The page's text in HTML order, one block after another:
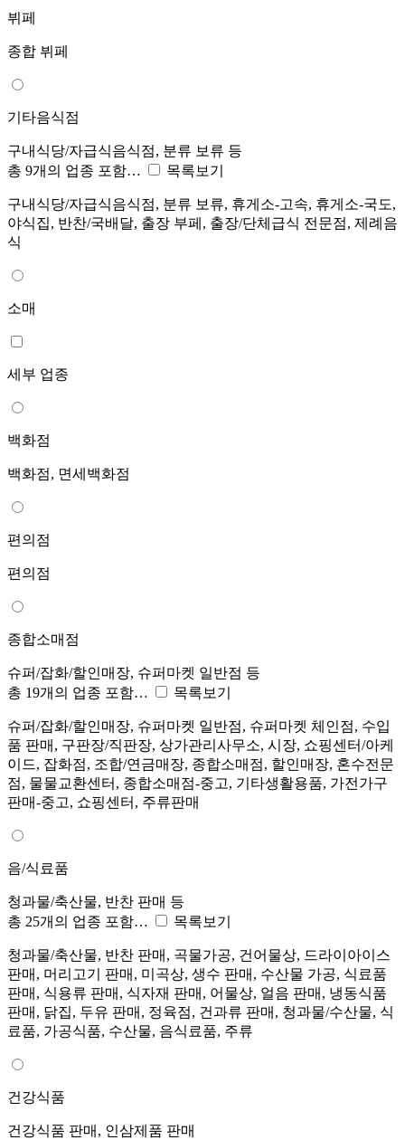
뷔페
종합 뷔페
기타음식점
구내식당/자급식음식점, 분류 보류 등
총 9개의 업종 포함…
목록보기
구내식당/자급식음식점, 분류 보류, 휴게소-고속, 휴게소-국도,
야식집, 반찬/국배달, 출장 부페, 출장/단체급식 전문점, 제례음
식
소매
세부 업종
백화점
백화점, 면세백화점
편의점
편의점
종합소매점
슈퍼/잡화/할인매장, 슈퍼마켓 일반점 등
총 19개의 업종 포함…
목록보기
슈퍼/잡화/할인매장, 슈퍼마켓 일반점, 슈퍼마켓 체인점, 수입
품 판매, 구판장/직판장, 상가관리사무소, 시장, 쇼핑센터/아케
이드, 잡화점, 조합/연금매장, 종합소매점, 할인매장, 혼수전문
점, 물물교환센터, 종합소매점-중고, 기타생활용품, 가전가구
판매-중고, 쇼핑센터, 주류판매
음/식료품
청과물/축산물, 반찬 판매 등
총 25개의 업종 포함…
목록보기
청과물/축산물, 반찬 판매, 곡물가공, 건어물상, 드라이아이스
판매, 머리고기 판매, 미곡상, 생수 판매, 수산물 가공, 식료품
판매, 식용류 판매, 식자재 판매, 어물상, 얼음 판매, 냉동식품
판매, 닭집, 두유 판매, 정육점, 건과류 판매, 청과물/수산물, 식
료품, 가공식품, 수산물, 음식료품, 주류
건강식품
건강식품 판매, 인삼제품 판매